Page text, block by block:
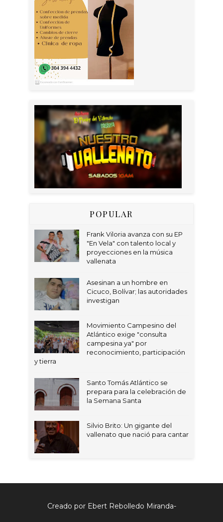
POPULAR
Frank Viloria avanza con su EP
"En Vela" con talento local y
proyecciones en la música
vallenata
Asesinan a un hombre en
Cicuco, Bolívar; las autoridades
investigan
Movimiento Campesino del
Atlántico exige "consulta
campesina ya" por
reconocimiento, participación
y tierra
Santo Tomás Atlántico se
prepara para la celebración de
la Semana Santa
Silvio Brito: Un gigante del
vallenato que nació para cantar
Creado por Ebert Rebolledo Miranda-